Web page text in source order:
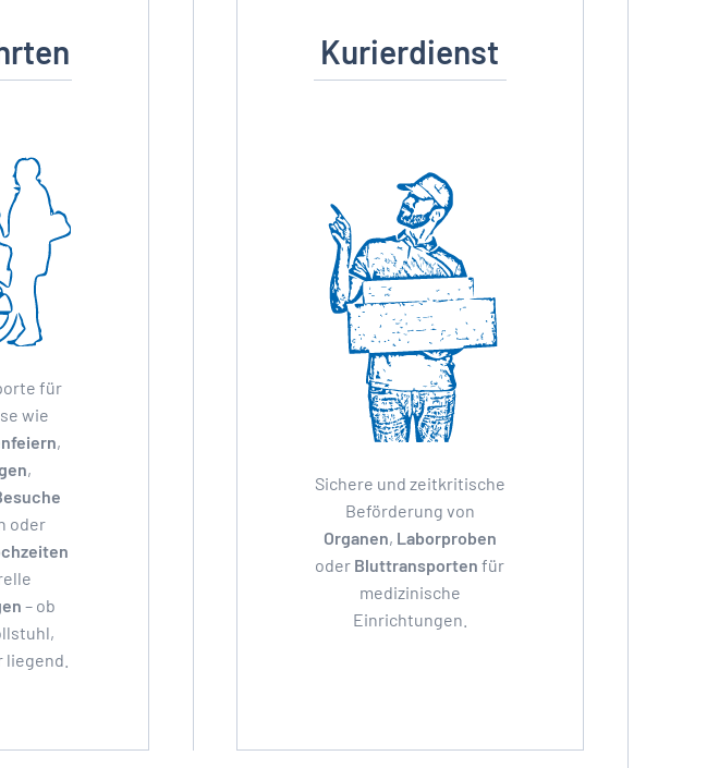
für
wie
,
,
oder
– ob
Kurierdienst
Sichere und zeitkritische
Beförderung von
Organen, Laborproben
oder Bluttransporten für
medizinische
Einrichtungen.